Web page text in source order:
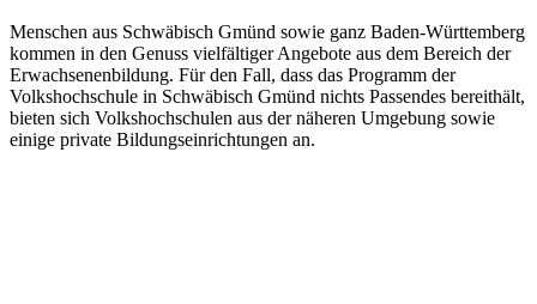
Menschen aus Schwäbisch Gmünd sowie ganz Baden-Württemberg
kommen in den Genuss vielfältiger Angebote aus dem Bereich der
Erwachsenenbildung. Für den Fall, dass das Programm der
Volkshochschule in Schwäbisch Gmünd nichts Passendes bereithält,
bieten sich Volkshochschulen aus der näheren Umgebung sowie
einige private Bildungseinrichtungen an.